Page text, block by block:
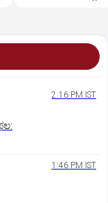
2:16 PM IST
1:46 PM IST